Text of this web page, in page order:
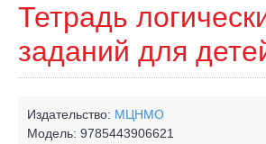
Тетрадь
заданий для
Издательство: МЦНМО
Модель: 9785443906621